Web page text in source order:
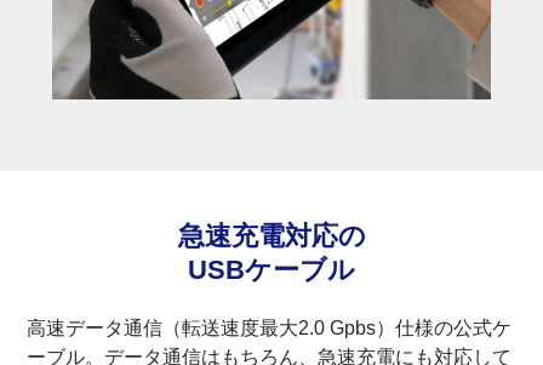
急速充電対応の
USBケーブル
高速データ通信（転送速度最大2.0 Gpbs）仕様の公式ケ
ーブル。データ通信はもちろん、急速充電にも対応して